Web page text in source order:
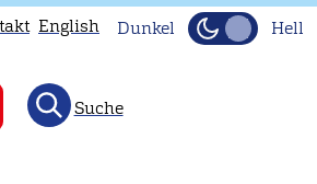
English Dunkel Hell
Suche